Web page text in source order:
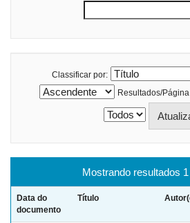
Classificar por:
Resultados/Página
Mostrando resultados
Data do
documento
Título